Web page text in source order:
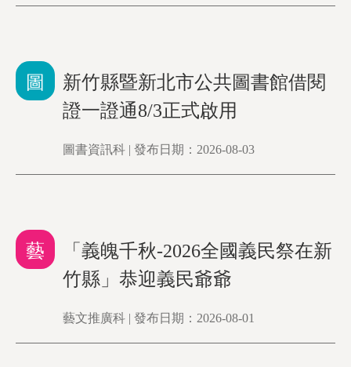
圖
新竹縣暨新北市公共圖書館借閱
證一證通8/3正式啟用
圖書資訊科 | 發布日期：2026-08-03
藝
「義魄千秋-2026全國義民祭在新
竹縣」恭迎義民爺爺
藝文推廣科 | 發布日期：2026-08-01